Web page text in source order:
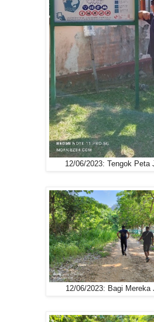
12/06/2023: Tengok Peta
12/06/2023: Bagi Mereka